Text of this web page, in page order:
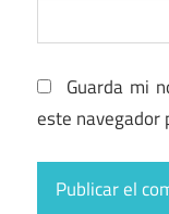
Guarda mi
este navegador